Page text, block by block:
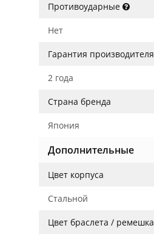
Противоударные
Нет
Гарантия производителя
2 года
Страна бренда
Япония
Дополнительные
Цвет корпуса
Стальной
Цвет браслета / ремешка